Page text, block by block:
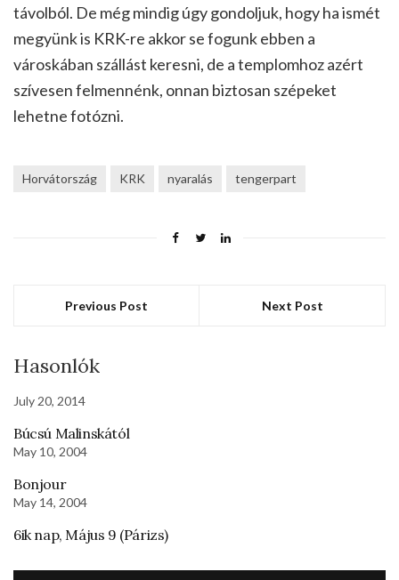
távolból. De még mindig úgy gondoljuk, hogy ha ismét
megyünk is KRK-re akkor se fogunk ebben a
városkában szállást keresni, de a templomhoz azért
szívesen felmennénk, onnan biztosan szépeket
lehetne fotózni.
Horvátország KRK nyaralás tengerpart
Previous Post Next Post
Hasonlók
July 20, 2014
Búcsú Malinskától
May 10, 2004
Bonjour
May 14, 2004
6ik nap, Május 9 (Párizs)